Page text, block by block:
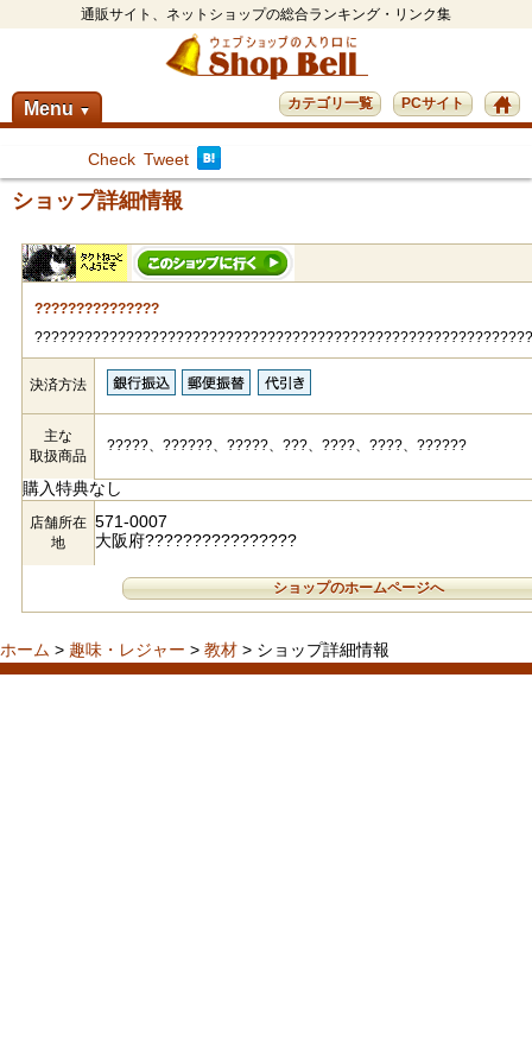
通販サイト、ネットショップの総合ランキング・リンク集
Menu ▼ PCサイト
カテゴリ一覧
Check Tweet
ショップ詳細情報
???????????????
決済方法
主な
取扱商品
?????、??????、?????、???、????、????、??????
購入特典なし
店舗所在
地
571-0007
大阪府????????????????
ショップのホームページへ
ホーム > 趣味・レジャー > 教材 > ショップ詳細情報